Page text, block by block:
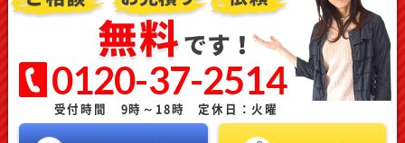
0120-37-2514
受付時間 9時～18時 定休日：火曜